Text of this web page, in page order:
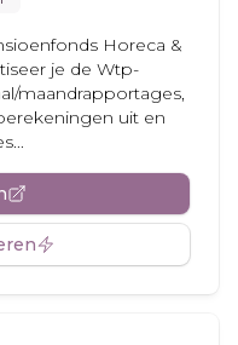
Horeca &
je de Wtp-
maandrapportages,
uit en